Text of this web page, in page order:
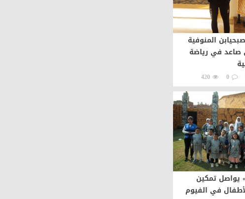
المنوفية
في رياضة
0
420
يواصل تمكين
في الفيوم